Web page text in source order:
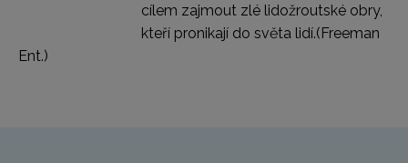
cílem zajmout zlé lidožroutské obry,
kteří pronikají do světa lidí.(Freeman
Ent.)